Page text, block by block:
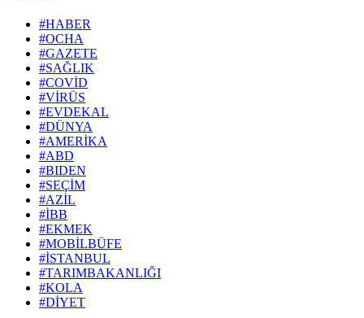
#HABER
#OCHA
#GAZETE
#SAĞLIK
#COVİD
#VİRÜS
#EVDEKAL
#DÜNYA
#AMERİKA
#ABD
#BIDEN
#SEÇİM
#AZİL
#İBB
#EKMEK
#MOBİLBÜFE
#İSTANBUL
#TARIMBAKANLIĞI
#KOLA
#DİYET